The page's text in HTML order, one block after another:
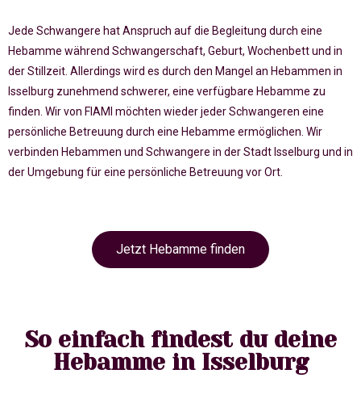
Jede Schwangere hat Anspruch auf die Begleitung durch eine
Hebamme während Schwangerschaft, Geburt, Wochenbett und in
der Stillzeit. Allerdings wird es durch den Mangel an Hebammen in
Isselburg zunehmend schwerer, eine verfügbare Hebamme zu
finden. Wir von FIAMI möchten wieder jeder Schwangeren eine
persönliche Betreuung durch eine Hebamme ermöglichen. Wir
verbinden Hebammen und Schwangere in der Stadt Isselburg und in
der Umgebung für eine persönliche Betreuung vor Ort.
Jetzt Hebamme finden
So einfach findest du deine
Hebamme in Isselburg